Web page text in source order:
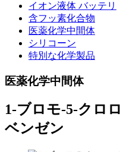
イオン液体 バッテリ
含フッ素化合物
医薬化学中間体
シリコーン
特別な化学製品
医薬化学中間体
1-ブロモ-5-クロ
ベンゼン